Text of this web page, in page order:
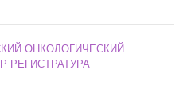
ОНКОЛОГИЧЕСКИЙ
РЕГИСТРАТУРА